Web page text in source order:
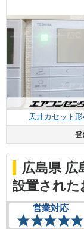
天井カセット
登
広島県 広
設置された
営業対応